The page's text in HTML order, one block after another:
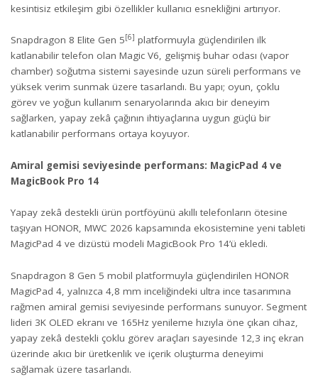
kesintisiz etkileşim gibi özellikler kullanıcı esnekliğini artırıyor.
Snapdragon 8 Elite Gen 5[6] platformuyla güçlendirilen ilk
katlanabilir telefon olan Magic V6, gelişmiş buhar odası (vapor
chamber) soğutma sistemi sayesinde uzun süreli performans ve
yüksek verim sunmak üzere tasarlandı. Bu yapı; oyun, çoklu
görev ve yoğun kullanım senaryolarında akıcı bir deneyim
sağlarken, yapay zekâ çağının ihtiyaçlarına uygun güçlü bir
katlanabilir performans ortaya koyuyor.
Amiral gemisi seviyesinde performans: MagicPad 4 ve
MagicBook Pro 14
Yapay zekâ destekli ürün portföyünü akıllı telefonların ötesine
taşıyan HONOR, MWC 2026 kapsamında ekosistemine yeni tableti
MagicPad 4 ve dizüstü modeli MagicBook Pro 14’ü ekledi.
Snapdragon 8 Gen 5 mobil platformuyla güçlendirilen HONOR
MagicPad 4, yalnızca 4,8 mm inceliğindeki ultra ince tasarımına
rağmen amiral gemisi seviyesinde performans sunuyor. Segment
lideri 3K OLED ekranı ve 165Hz yenileme hızıyla öne çıkan cihaz,
yapay zekâ destekli çoklu görev araçları sayesinde 12,3 inç ekran
üzerinde akıcı bir üretkenlik ve içerik oluşturma deneyimi
sağlamak üzere tasarlandı.